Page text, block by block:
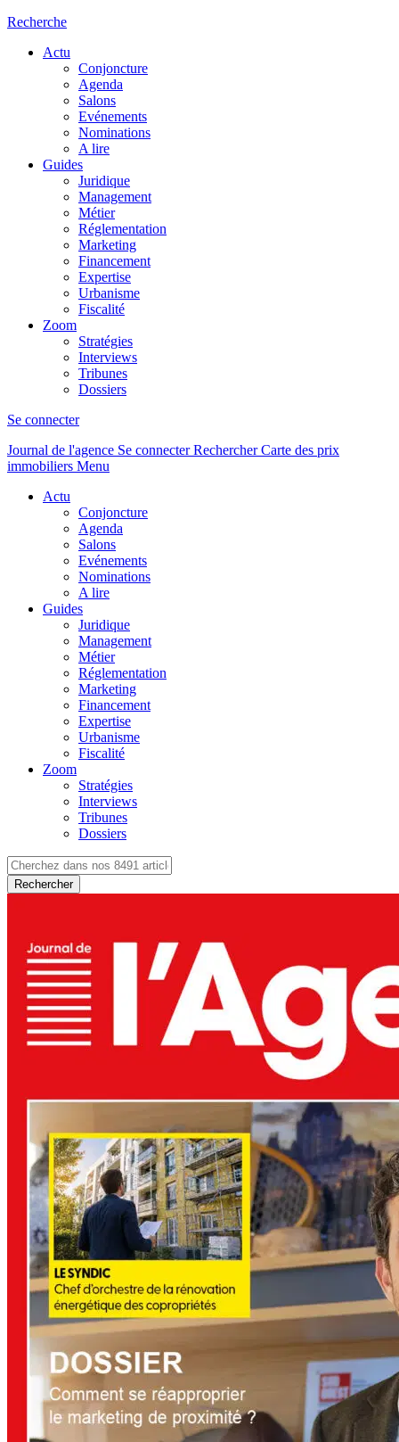
Recherche
Actu
Conjoncture
Agenda
Salons
Evénements
Nominations
A lire
Guides
Juridique
Management
Métier
Réglementation
Marketing
Financement
Expertise
Urbanisme
Fiscalité
Zoom
Stratégies
Interviews
Tribunes
Dossiers
Se connecter
Journal de l'agence Se connecterRechercher Carte des prix
immobiliers Menu
Actu
Conjoncture
Agenda
Salons
Evénements
Nominations
A lire
Guides
Juridique
Management
Métier
Réglementation
Marketing
Financement
Expertise
Urbanisme
Fiscalité
Zoom
Stratégies
Interviews
Tribunes
Dossiers
Rechercher